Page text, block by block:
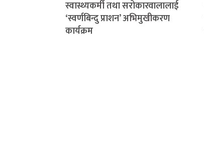
स्वास्थ्यकर्मी तथा सरोकारवालालाई
‘स्वर्णबिन्दु प्राशन’ अभिमुखीकरण
कार्यक्रम